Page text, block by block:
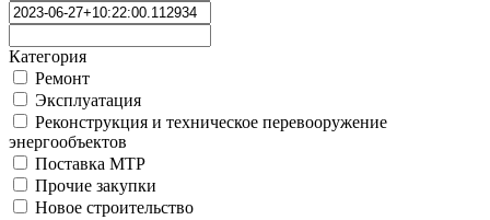
Категория
Ремонт
Эксплуатация
Реконструкция и техническое перевооружение
энергообъектов
Поставка МТР
Прочие закупки
Новое строительство